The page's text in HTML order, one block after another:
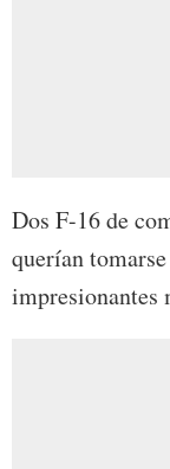
Dos F-16 de
querían
impresionantes